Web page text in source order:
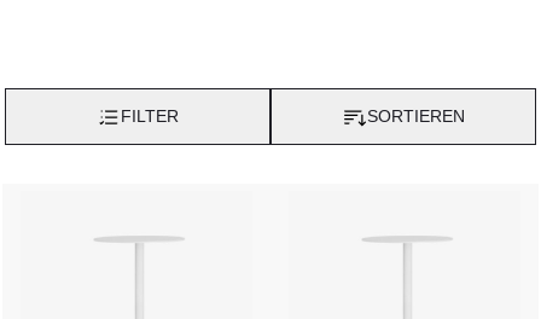
FILTER SORTIEREN